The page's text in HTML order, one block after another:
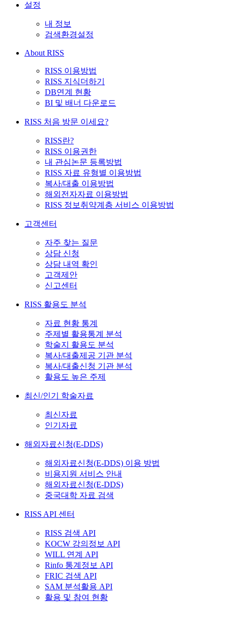
설정
내 정보
검색환경설정
About RISS
RISS 이용방법
RISS 지식더하기
DB연계 현황
BI 및 배너 다운로드
RISS 처음 방문 이세요?
RISS란?
RISS 이용권한
내 관심논문 등록방법
RISS 자료 유형별 이용방법
복사/대출 이용방법
해외전자자료 이용방법
RISS 정보취약계층 서비스 이용방법
고객센터
자주 찾는 질문
상담 신청
상담 내역 확인
고객제안
신고센터
RISS 활용도 분석
자료 현황 통계
주제별 활용통계 분석
학술지 활용도 분석
복사/대출제공 기관 분석
복사/대출신청 기관 분석
활용도 높은 주제
최신/인기 학술자료
최신자료
인기자료
해외자료신청(E-DDS)
해외자료신청(E-DDS) 이용 방법
비용지원 서비스 안내
해외자료신청(E-DDS)
중국대학 자료 검색
RISS API 센터
RISS 검색 API
KOCW 강의정보 API
WILL 연계 API
Rinfo 통계정보 API
FRIC 검색 API
SAM 분석활용 API
활용 및 참여 현황